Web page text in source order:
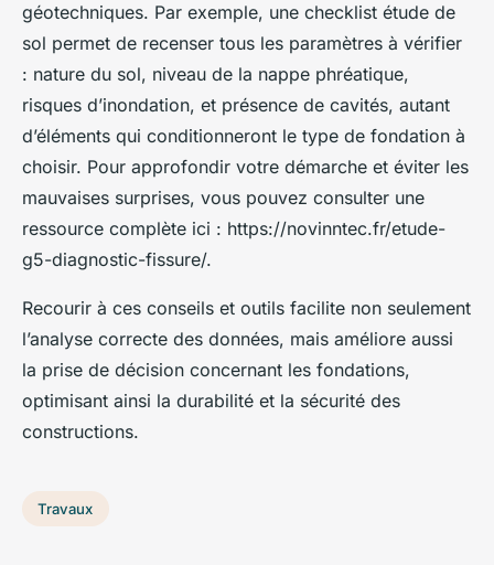
géotechniques. Par exemple, une checklist étude de
sol permet de recenser tous les paramètres à vérifier
: nature du sol, niveau de la nappe phréatique,
risques d’inondation, et présence de cavités, autant
d’éléments qui conditionneront le type de fondation à
choisir. Pour approfondir votre démarche et éviter les
mauvaises surprises, vous pouvez consulter une
ressource complète ici : https://novinntec.fr/etude-
g5-diagnostic-fissure/.
Recourir à ces conseils et outils facilite non seulement
l’analyse correcte des données, mais améliore aussi
la prise de décision concernant les fondations,
optimisant ainsi la durabilité et la sécurité des
constructions.
Travaux